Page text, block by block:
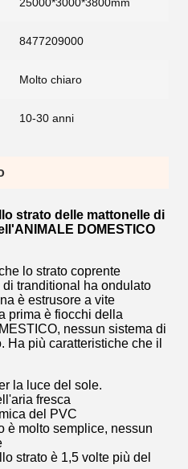
8477209000
Molto chiaro
10-30 anni
strato delle mattonelle di
DOMESTICO
lo strato coprente
tranditional ha ondulato
è estrusore a vite
prima è fiocchi della
nessun sistema di
più caratteristiche che il
la luce del sole.
fresca
del PVC
è molto semplice, nessun
strato è 1,5 volte più del